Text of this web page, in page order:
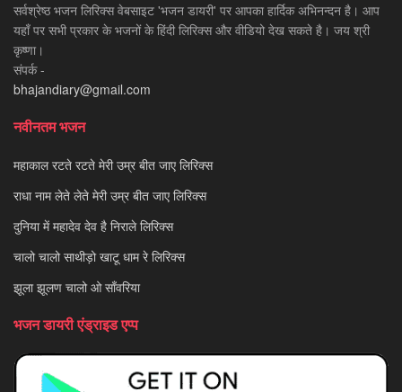
सर्वश्रेष्ठ भजन लिरिक्स वेबसाइट 'भजन डायरी' पर आपका हार्दिक अभिनन्दन है। आप
यहाँ पर सभी प्रकार के भजनों के हिंदी लिरिक्स और वीडियो देख सकते है। जय श्री
कृष्णा।
संपर्क -
bhajandiary@gmail.com
नवीनतम भजन
महाकाल रटते रटते मेरी उम्र बीत जाए लिरिक्स
राधा नाम लेते लेते मेरी उम्र बीत जाए लिरिक्स
दुनिया में महादेव देव है निराले लिरिक्स
चालो चालो साथीड़ो खाटू धाम रे लिरिक्स
झूला झूलण चालो ओ साँवरिया
भजन डायरी एंड्राइड एप्प